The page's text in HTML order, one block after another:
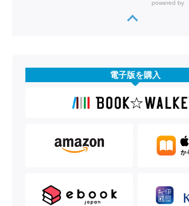
powered by
電子版を購入